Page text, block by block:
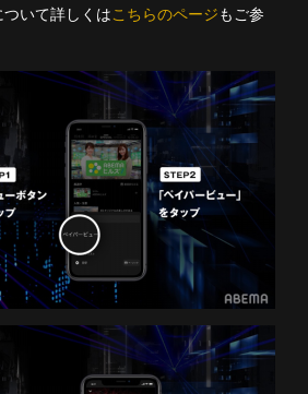
いて詳しくはこちらのページもご参